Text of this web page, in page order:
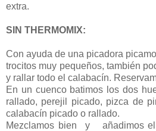
extra.
SIN THERMOMIX:
Con ayuda de una picadora
trocitos muy pequeños, también
y rallar todo el calabacín.
En un cuenco batimos los dos
rallado, perejil picado, pizca de
calabacín picado o rallado.
Mezclamos bien y añadimos